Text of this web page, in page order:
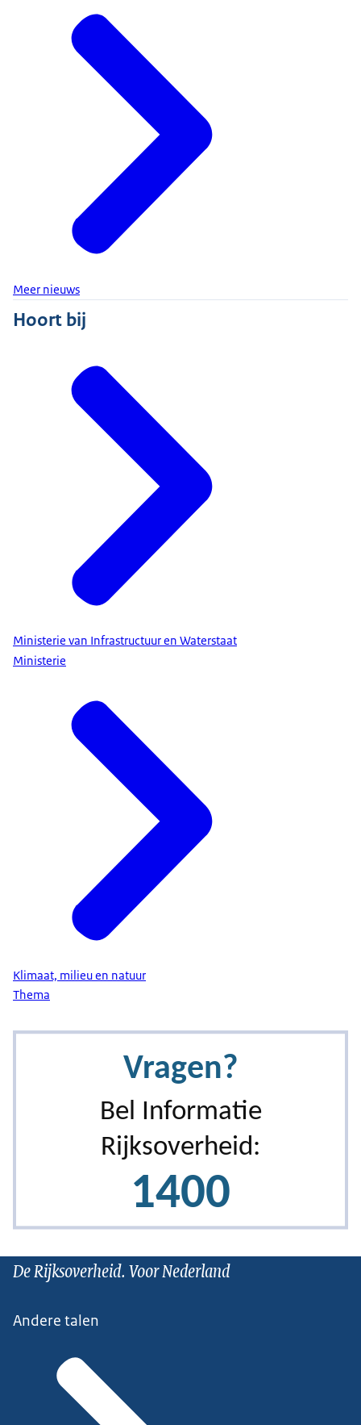
Meer nieuws
Hoort bij
Ministerie van Infrastructuur en Waterstaat
Ministerie
Klimaat, milieu en natuur
Thema
De Rijksoverheid. Voor Nederland
Andere talen